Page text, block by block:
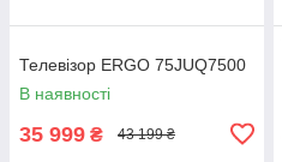
Телевізор ERGO 75JUQ7500
В наявності
35 999 ₴ 43 199 ₴